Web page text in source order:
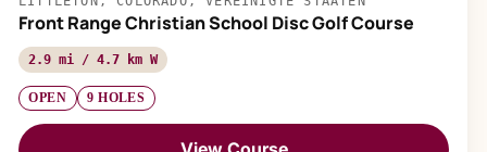
Front Range Christian School Disc Golf Course
2.9 mi / 4.7 km W
OPEN 9 HOLES